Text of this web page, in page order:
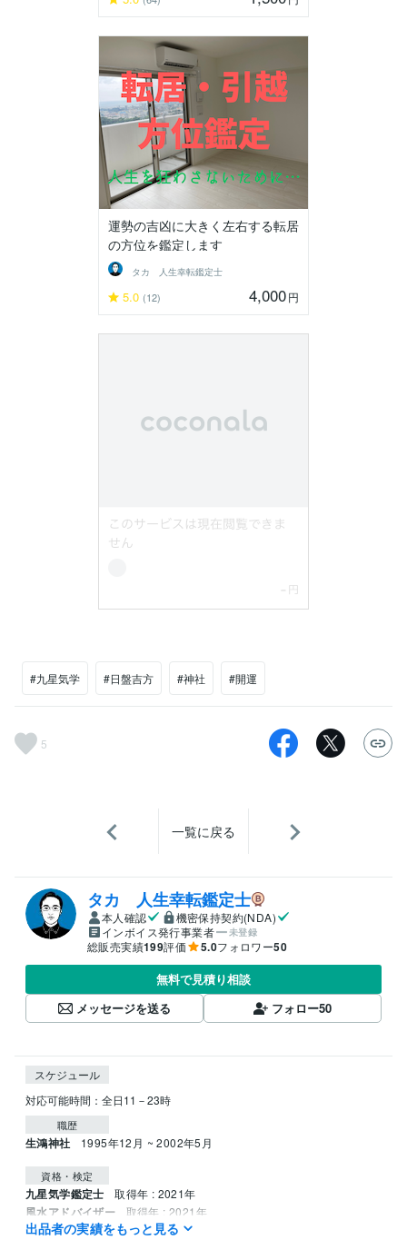
運勢の吉凶に大きく左右する転居
の方位を鑑定します
タカ 人生幸転鑑定士
5.0 (12) 4,000円
#九星気学 #日盤吉方 #神社 #開運
5
一覧に戻る
タカ 人生幸転鑑定士
本人確認
機密保持契約(NDA)
インボイス発行事業者
未登録
総販売実績199評価 5.0フォロワー50
無料で見積り相談
メッセージを送る
フォロー50
スケジュール
職歴
生鴻神社 1995年12月 ~ 2002年5月
資格・検定
九星気学鑑定士 取得年 : 2021年
風水アドバイザー 取得年 : 2021年
姓名判断鑑定士 取得年 : 2022年
出品者の実績をもっと見る